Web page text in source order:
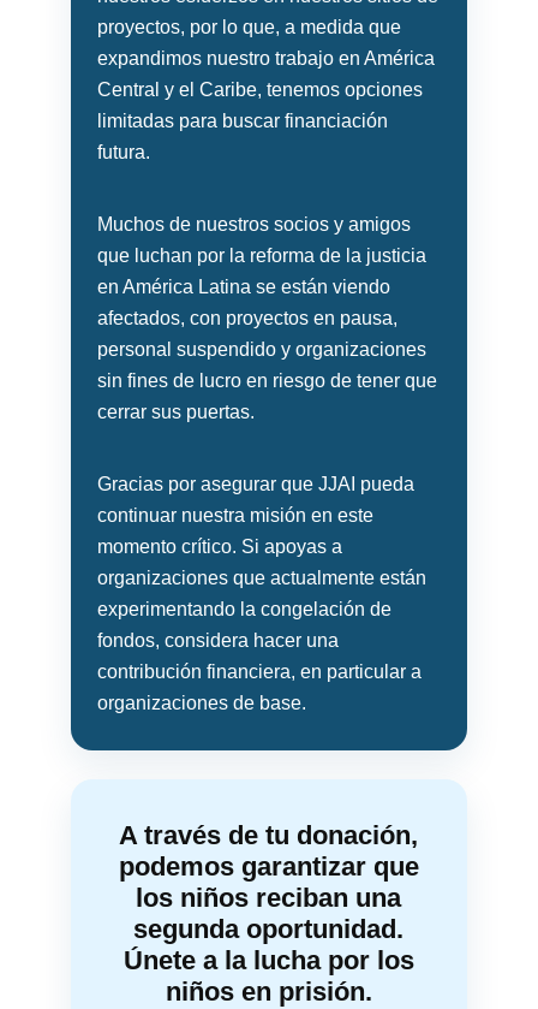
proyectos, por lo que, a medida que
expandimos nuestro trabajo en América
Central y el Caribe, tenemos opciones
limitadas para buscar financiación
futura.
Muchos de nuestros socios y amigos
que luchan por la reforma de la justicia
en América Latina se están viendo
afectados, con proyectos en pausa,
personal suspendido y organizaciones
sin fines de lucro en riesgo de tener que
cerrar sus puertas.
Gracias por asegurar que JJAI pueda
continuar nuestra misión en este
momento crítico. Si apoyas a
organizaciones que actualmente están
experimentando la congelación de
fondos, considera hacer una
contribución financiera, en particular a
organizaciones de base.
A través de tu donación,
podemos garantizar que
los niños reciban una
segunda oportunidad.
Únete a la lucha por los
niños en prisión.